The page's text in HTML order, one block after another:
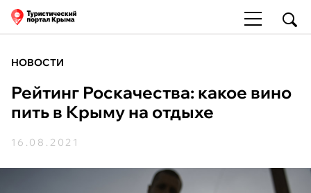
НОВОСТИ
Рейтинг Роскачества: какое вино
пить в Крыму на отдыхе
16.08.2021